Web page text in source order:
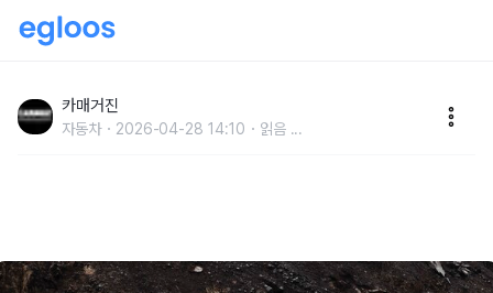
카매거진
자동차 2026-04-28 14:10 읽음 ...